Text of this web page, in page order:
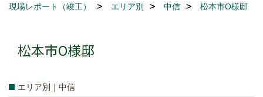
現場レポート（竣工）
エリア別 中信 松本市O様邸
松本市O様邸
エリア別｜中信